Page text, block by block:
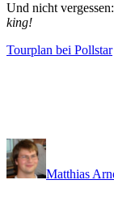
Und nicht vergessen:
king!
Tourplan bei Pollstar
Author
Matthias